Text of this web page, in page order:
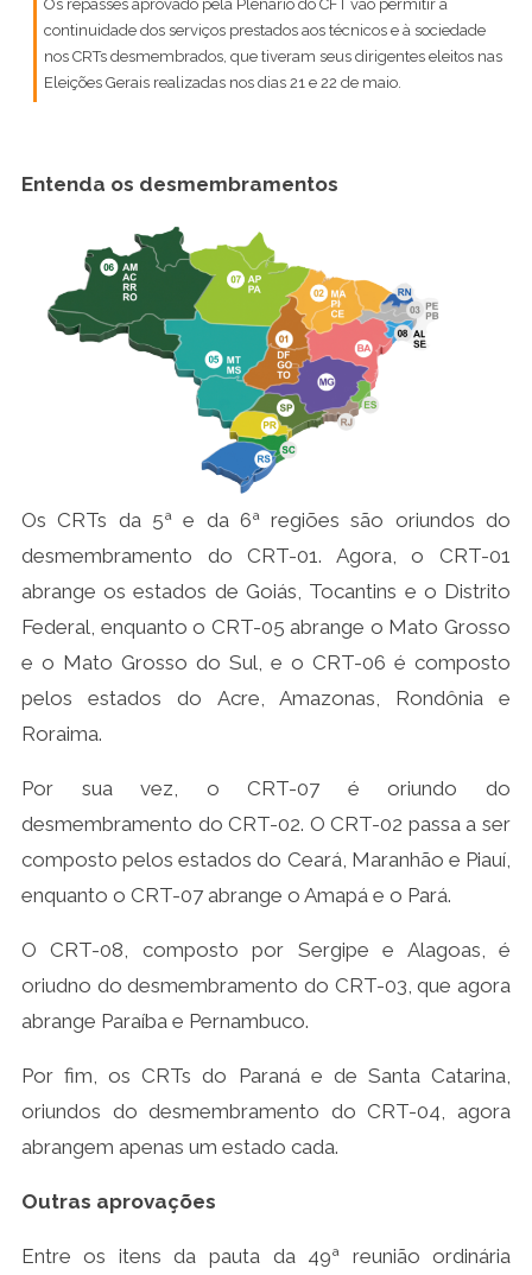
Os repasses aprovado pela Plenário do CFT vão permitir a
continuidade dos serviços prestados aos técnicos e à sociedade
nos CRTs desmembrados, que tiveram seus dirigentes eleitos nas
Eleições Gerais realizadas nos dias 21 e 22 de maio.
Entenda os desmembramentos
Os CRTs da 5ª e da 6ª regiões são oriundos do
desmembramento do CRT-01. Agora, o CRT-01
abrange os estados de Goiás, Tocantins e o Distrito
Federal, enquanto o CRT-05 abrange o Mato Grosso
e o Mato Grosso do Sul, e o CRT-06 é composto
pelos estados do Acre, Amazonas, Rondônia e
Roraima.
Por sua vez, o CRT-07 é oriundo do
desmembramento do CRT-02. O CRT-02 passa a ser
composto pelos estados do Ceará, Maranhão e Piauí,
enquanto o CRT-07 abrange o Amapá e o Pará.
O CRT-08, composto por Sergipe e Alagoas, é
oriudno do desmembramento do CRT-03, que agora
abrange Paraíba e Pernambuco.
Por fim, os CRTs do Paraná e de Santa Catarina,
oriundos do desmembramento do CRT-04, agora
abrangem apenas um estado cada.
Outras aprovações
Entre os itens da pauta da 49ª reunião ordinária